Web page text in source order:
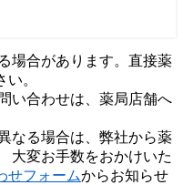
場合があります。直接薬
。
い合わせは、薬局店舗へ
なる場合は、弊社から薬
大変お手数をおかけいた
せフォームからお知らせ